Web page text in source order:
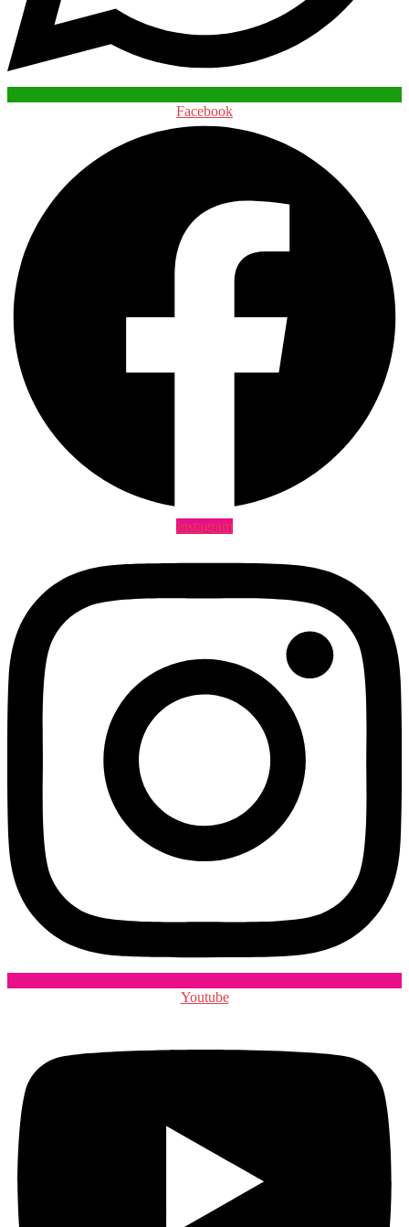
Facebook
Instagram
Youtube